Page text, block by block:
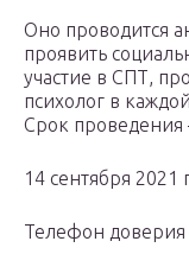
Оно проводится
проявить
участие в СПТ,
психолог в
Срок проведения
14 сентября 2021
Телефон доверия